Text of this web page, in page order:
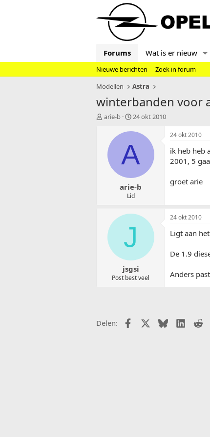
Forums Wat is er nieuw
Nieuwe berichten
Zoek in forum
Modellen
Astra
winterbanden voor
T
e
arie-b
S
a
t
d
t
u
m
24 okt 2010
A
arie-b
Lid
24 okt 2010
ik heb heb
2001, 5
groet arie
J
jsgsi
Post best veel
24 okt 2010
Ligt aan
De 1.9
Anders
Delen: FacebookX (Twitter)
Bluesky